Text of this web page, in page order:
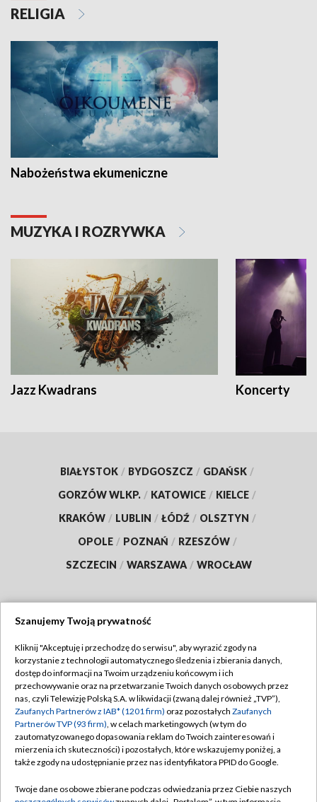
RELIGIA
Nabożeństwa ekumeniczne
MUZYKA I ROZRYWKA
Jazz Kwadrans Koncerty
BIAŁYSTOK / BYDGOSZCZ / GDAŃSK /
GORZÓW WLKP. / KATOWICE / KIELCE /
KRAKÓW / LUBLIN / ŁÓDŹ / OLSZTYN /
OPOLE / POZNAŃ / RZESZÓW /
SZCZECIN / WARSZAWA / WROCŁAW
TVP
Abonament TVP
Emisja w TVP
Centrum informacji TVP
Naziemna Telewizja Cyfrowa
Regulamin TVP
Polityka prywatności
Moje zgody
Pomoc
Szanujemy Twoją prywatność
Kliknij "Akceptuję i przechodzę do serwisu", aby wyrazić zgody na
korzystanie z technologii automatycznego śledzenia i zbierania danych,
dostęp do informacji na Twoim urządzeniu końcowym i ich
przechowywanie oraz na przetwarzanie Twoich danych osobowych przez
nas, czyli Telewizję Polską S.A. w likwidacji (zwaną dalej również „TVP”),
Zaufanych Partnerów z IAB* (1201 firm) oraz pozostałych Zaufanych
Partnerów TVP (93 firm), w celach marketingowych (w tym do
zautomatyzowanego dopasowania reklam do Twoich zainteresowań i
mierzenia ich skuteczności) i pozostałych, które wskazujemy poniżej, a
także zgody na udostępnianie przez nas identyfikatora PPID do Google.
Twoje dane osobowe zbierane podczas odwiedzania przez Ciebie naszych